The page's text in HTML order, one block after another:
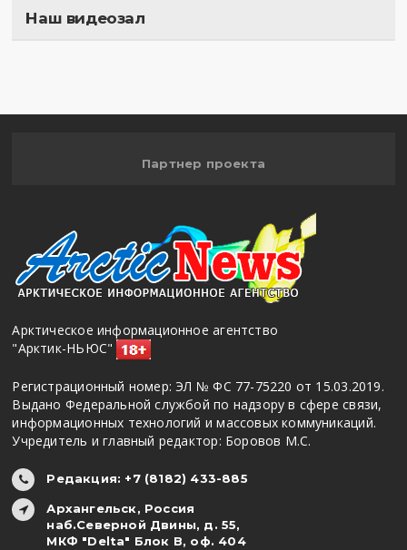
Наш видеозал
Партнер проекта
Арктическое информационное агентство
"Арктик-НЬЮС"
Регистрационный номер: ЭЛ № ФС 77-75220 от 15.03.2019.
Выдано Федеральной службой по надзору в сфере связи,
информационных технологий и массовых коммуникаций.
Учредитель и главный редактор: Боровов М.С.
Редакция: +7 (8182) 433-885
Архангельск, Россия
наб.Северной Двины, д. 55,
МКФ "Delta" Блок В, оф. 404